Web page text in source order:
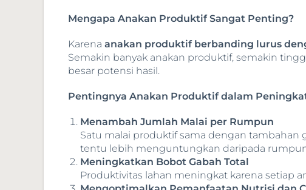
Mengapa Anakan Produktif Sangat Penting?
Karena anakan produktif berbanding lurus
Semakin banyak anakan produktif, semakin
besar potensi hasil.
Pentingnya Anakan Produktif dalam
Menambah Jumlah Malai per Rumpun
Satu malai produktif sama dengan
tentu lebih menguntungkan daripada
Meningkatkan Bobot Gabah Total
Produktivitas lahan meningkat karena setiap